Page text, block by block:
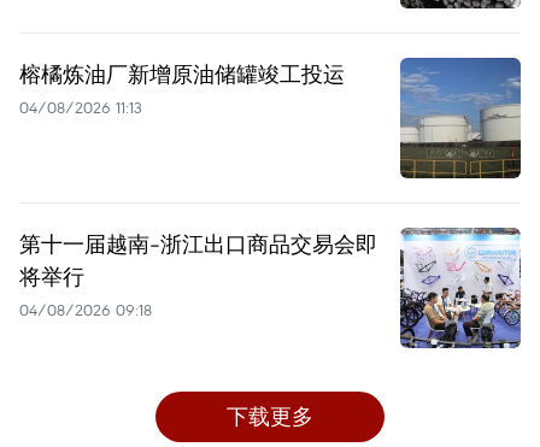
榕橘炼油厂新增原油储罐竣工投运
04/08/2026 11:13
第十一届越南-浙江出口商品交易会即
将举行
04/08/2026 09:18
下载更多